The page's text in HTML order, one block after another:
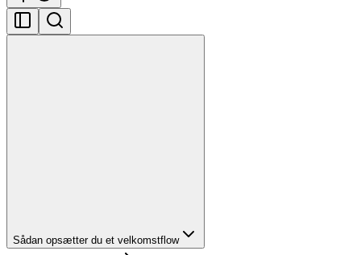
Sådan opsætter du et velkomstflow